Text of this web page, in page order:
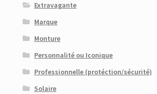
Extravagante
Marque
Monture
Personnalité ou Iconique
Professionnelle (protéction/sécurité)
Solaire